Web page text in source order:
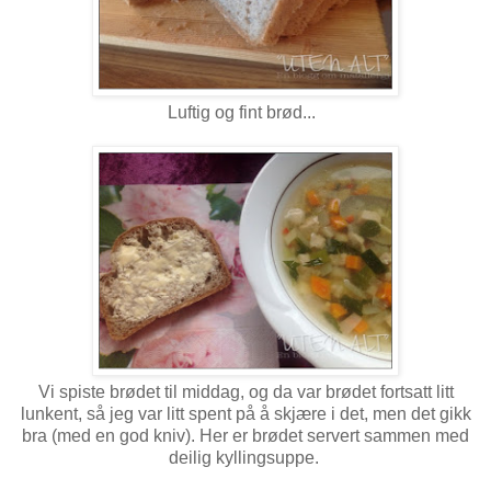
Luftig og fint brød...
Vi spiste brødet til middag, og da var brødet fortsatt litt
lunkent, så jeg var litt spent på å skjære i det, men det gikk
bra (med en god kniv). Her er brødet servert sammen med
deilig kyllingsuppe.